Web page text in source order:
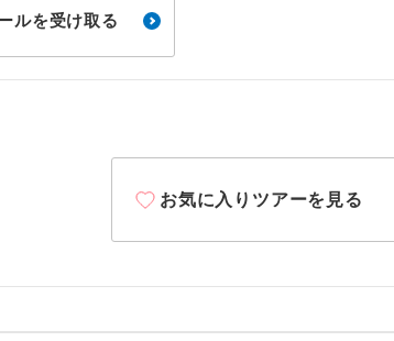
ルを受け取る
お気に入りツアーを見る
おひとり様参加限定
1名様1室同代金 1名様1室利用で
航空会社指定